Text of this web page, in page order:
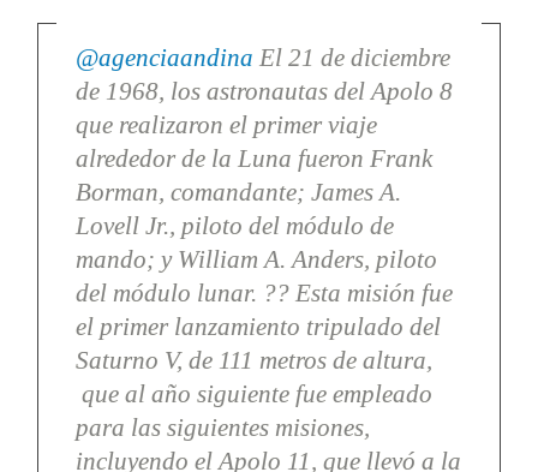
@agenciaandina El 21 de diciembre
de 1968, los astronautas del Apolo 8
que realizaron el primer viaje
alrededor de la Luna fueron Frank
Borman, comandante; James A.
Lovell Jr., piloto del módulo de
mando; y William A. Anders, piloto
del módulo lunar. ?? Esta misión fue
el primer lanzamiento tripulado del
Saturno V, de 111 metros de altura,
que al año siguiente fue empleado
para las siguientes misiones,
incluyendo el Apolo 11, que llevó a la